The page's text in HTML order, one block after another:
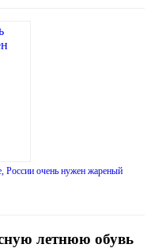
России очень нужен жареный
летнюю обувь